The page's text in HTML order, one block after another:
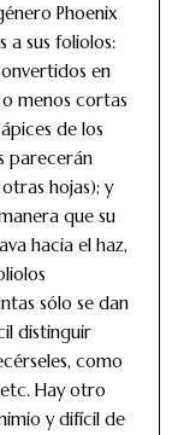
Phoenix
a sus foliolos:
en
menos cortas
de los
parecerán
hojas); y
que su
hacia el haz,
sólo se dan
distinguir
como
etc. Hay otro
y difícil de